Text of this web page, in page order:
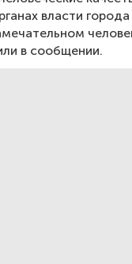
власти
в сообщении.